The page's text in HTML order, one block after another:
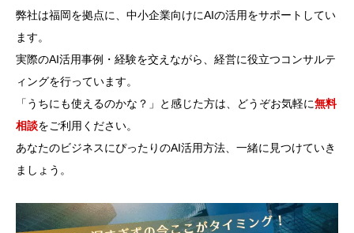
弊社は福岡を拠点に、中小企業向けにAIの活用をサポートしてい
ます。
実際のAI活用事例・経験を交えながら、経営に役立つコンサルテ
ィングを行っています。
「うちにも使えるのかな？」と感じた方は、どうぞお気軽に無料
相談をご利用ください。
あなたのビジネスにぴったりのAI活用方法、一緒に見つけていき
ましょう。